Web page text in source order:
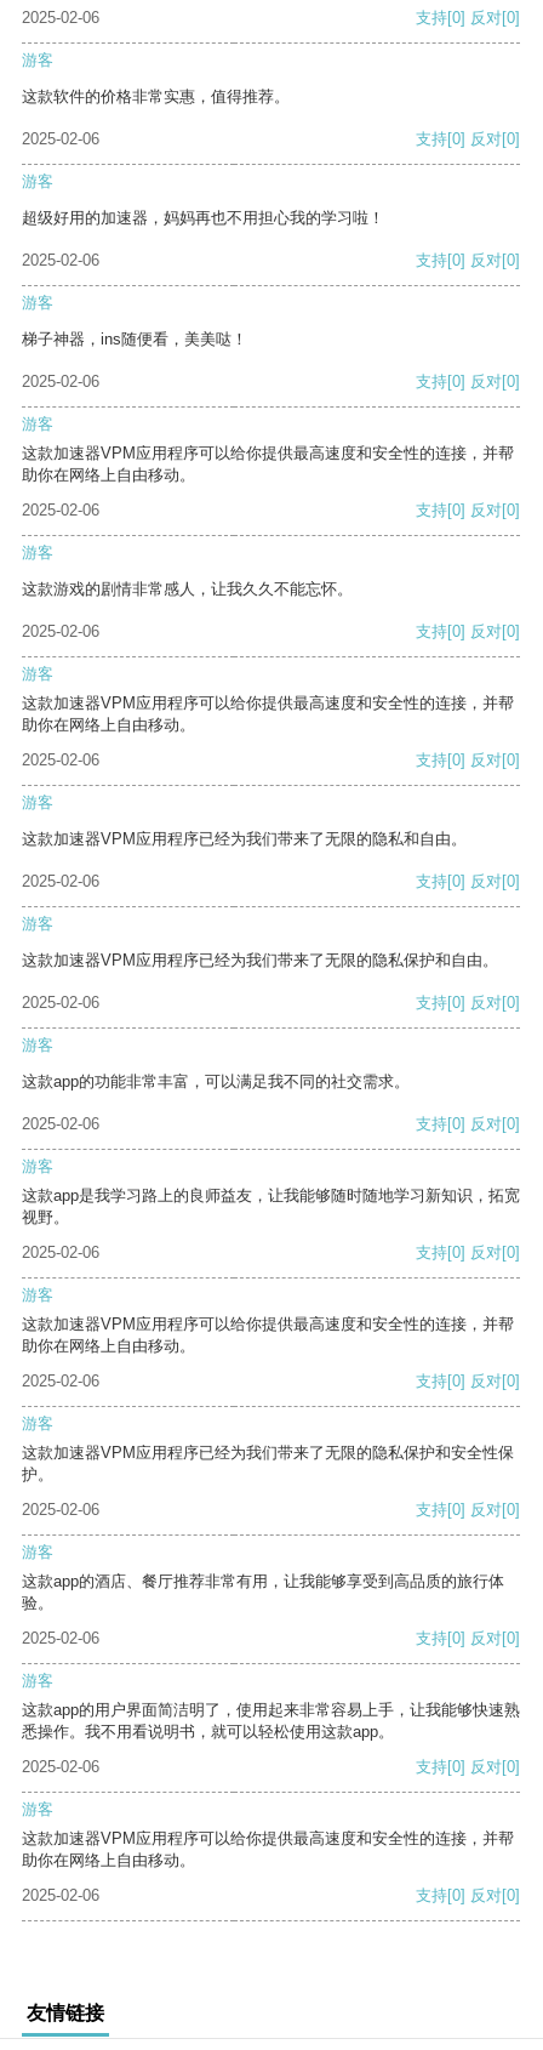
2025-02-06 支持[0] 反对[0]
游客
这款软件的价格非常实惠，值得推荐。
2025-02-06 支持[0] 反对[0]
游客
超级好用的加速器，妈妈再也不用担心我的学习啦！
2025-02-06 支持[0] 反对[0]
游客
梯子神器，ins随便看，美美哒！
2025-02-06 支持[0] 反对[0]
游客
这款加速器VPM应用程序可以给你提供最高速度和安全性的连接，并帮
助你在网络上自由移动。
2025-02-06
支持[0] 反对[0]
游客
这款游戏的剧情非常感人，让我久久不能忘怀。
2025-02-06 支持[0] 反对[0]
游客
这款加速器VPM应用程序可以给你提供最高速度和安全性的连接，并帮
助你在网络上自由移动。
2025-02-06
支持[0] 反对[0]
游客
这款加速器VPM应用程序已经为我们带来了无限的隐私和自由。
2025-02-06 支持[0] 反对[0]
游客
这款加速器VPM应用程序已经为我们带来了无限的隐私保护和自由。
2025-02-06 支持[0] 反对[0]
游客
这款app的功能非常丰富，可以满足我不同的社交需求。
2025-02-06 支持[0] 反对[0]
游客
这款app是我学习路上的良师益友，让我能够随时随地学习新知识，拓宽
视野。
2025-02-06
支持[0] 反对[0]
游客
这款加速器VPM应用程序可以给你提供最高速度和安全性的连接，并帮
助你在网络上自由移动。
2025-02-06
支持[0] 反对[0]
游客
这款加速器VPM应用程序已经为我们带来了无限的隐私保护和安全性保
护。
2025-02-06
支持[0] 反对[0]
游客
这款app的酒店、餐厅推荐非常有用，让我能够享受到高品质的旅行体
验。
2025-02-06
支持[0] 反对[0]
游客
这款app的用户界面简洁明了，使用起来非常容易上手，让我能够快速熟
悉操作。我不用看说明书，就可以轻松使用这款app。
2025-02-06
支持[0] 反对[0]
游客
这款加速器VPM应用程序可以给你提供最高速度和安全性的连接，并帮
助你在网络上自由移动。
2025-02-06
支持[0] 反对[0]
友情链接